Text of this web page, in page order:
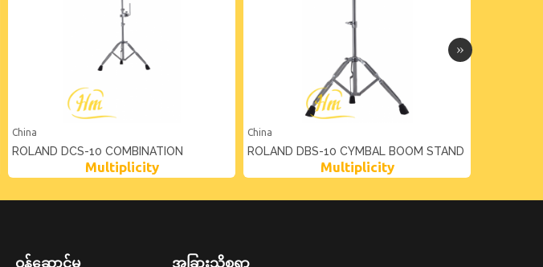
China
ROLAND DCS-10 COMBINATION
CYMBALTOM STANDMultiplicity
China
ROLAND DBS-10 CYMBAL BOOM STAND
Multiplicity
ဝန်ဆောင်မှု အခြားသိစရာ